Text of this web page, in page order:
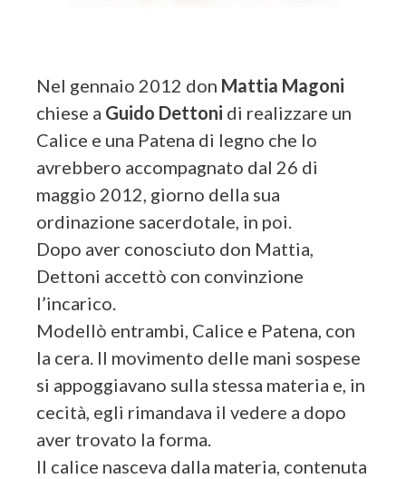
Nel gennaio 2012 don Mattia Magoni
chiese a Guido Dettoni di realizzare un
Calice e una Patena di legno che lo
avrebbero accompagnato dal 26 di
maggio 2012, giorno della sua
ordinazione sacerdotale, in poi.
Dopo aver conosciuto don Mattia,
Dettoni accettò con convinzione
l’incarico.
Modellò entrambi, Calice e Patena, con
la cera. Il movimento delle mani sospese
si appoggiavano sulla stessa materia e, in
cecità, egli rimandava il vedere a dopo
aver trovato la forma.
Il calice nasceva dalla materia, contenuta